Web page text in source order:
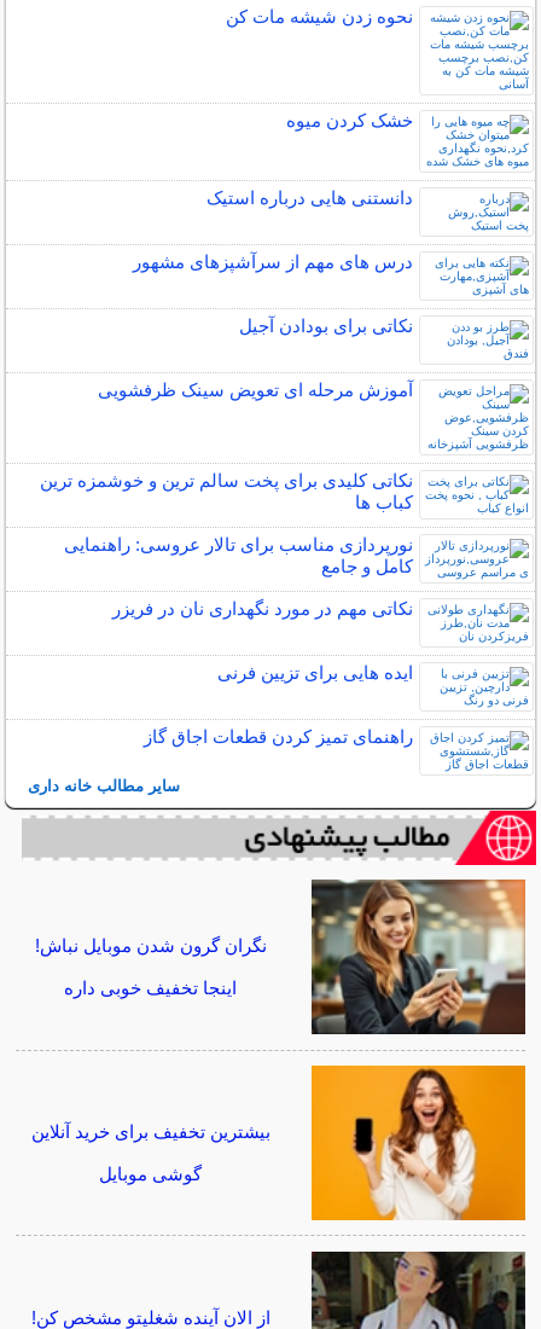
نحوه زدن شیشه مات کن
خشک کردن میوه
دانستنی هایی درباره استیک
درس های مهم از سرآشپزهای مشهور
نکاتی برای بودادن آجیل
آموزش مرحله ای تعویض سینک ظرفشویی
نکاتی کلیدی برای پخت سالم ترین و خوشمزه ترین
کباب ها
نورپردازی مناسب برای تالار عروسی: راهنمایی
کامل و جامع
نکاتی مهم در مورد نگهداری نان در فریزر
ایده هایی برای تزیین فرنی
راهنمای تمیز کردن قطعات اجاق گاز
سایر مطالب خانه داری
نگران گرون شدن موبایل نباش!
اینجا تخفیف خوبی داره
بیشترین تخفیف برای خرید آنلاین
گوشی موبایل
از الان آینده شغلیتو مشخص کن!